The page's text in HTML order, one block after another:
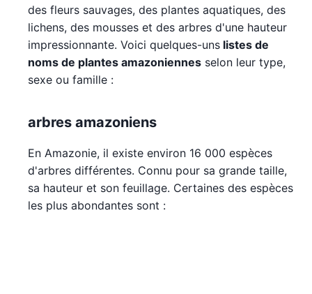
des fleurs sauvages, des plantes aquatiques, des
lichens, des mousses et des arbres d'une hauteur
impressionnante. Voici quelques-uns listes de
noms de plantes amazoniennes selon leur type,
sexe ou famille :
arbres amazoniens
En Amazonie, il existe environ 16 000 espèces
d'arbres différentes. Connu pour sa grande taille,
sa hauteur et son feuillage. Certaines des espèces
les plus abondantes sont :